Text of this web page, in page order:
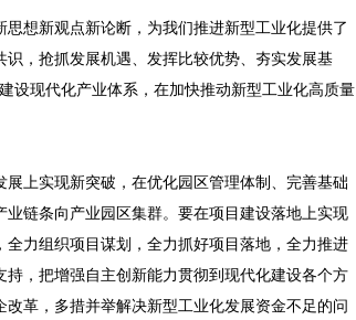
想新观点新论断，为我们推进新型工业化提供了
，抢抓发展机遇、发挥比较优势、夯实发展基
设现代化产业体系，在加快推动新型工业化高质量
上实现新突破，在优化园区管理体制、完善基础
链条向产业园区集群。要在项目建设落地上实现
力组织项目谋划，全力抓好项目落地，全力推进
，把增强自主创新能力贯彻到现代化建设各个方
革，多措并举解决新型工业化发展资金不足的问